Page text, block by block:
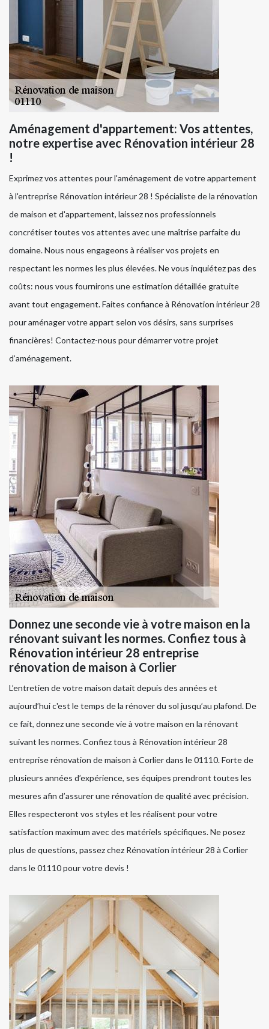
Aménagement d'appartement: Vos attentes,
notre expertise avec Rénovation intérieur 28
!
Exprimez vos attentes pour l'aménagement de votre appartement
à l'entreprise Rénovation intérieur 28 ! Spécialiste de la rénovation
de maison et d'appartement, laissez nos professionnels
concrétiser toutes vos attentes avec une maîtrise parfaite du
domaine. Nous nous engageons à réaliser vos projets en
respectant les normes les plus élevées. Ne vous inquiétez pas des
coûts: nous vous fournirons une estimation détaillée gratuite
avant tout engagement. Faites confiance à Rénovation intérieur 28
pour aménager votre appart selon vos désirs, sans surprises
financières! Contactez-nous pour démarrer votre projet
d’aménagement.
Donnez une seconde vie à votre maison en la
rénovant suivant les normes. Confiez tous à
Rénovation intérieur 28 entreprise
rénovation de maison à Corlier
L’entretien de votre maison datait depuis des années et
aujourd’hui c'est le temps de la rénover du sol jusqu’au plafond. De
ce fait, donnez une seconde vie à votre maison en la rénovant
suivant les normes. Confiez tous à Rénovation intérieur 28
entreprise rénovation de maison à Corlier dans le 01110. Forte de
plusieurs années d’expérience, ses équipes prendront toutes les
mesures afin d’assurer une rénovation de qualité avec précision.
Elles respecteront vos styles et les réalisent pour votre
satisfaction maximum avec des matériels spécifiques. Ne posez
plus de questions, passez chez Rénovation intérieur 28 à Corlier
dans le 01110 pour votre devis !